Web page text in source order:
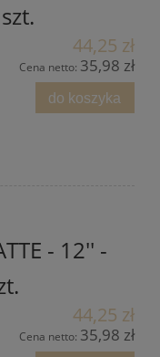
44,25 zł
Cena netto: 35,98 zł
do koszyka
- 12'' -
44,25 zł
Cena netto: 35,98 zł